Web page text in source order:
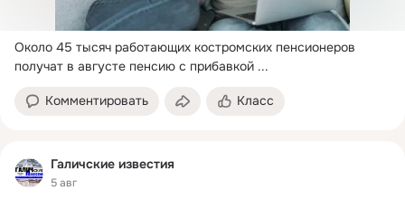
Около 45 тысяч работающих костромских пенсионеров
получат в августе пенсию с прибавкой ...
Комментировать Класс
Галичские известия
5 авг